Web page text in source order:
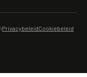
PrivacybeleidCookiebeleid